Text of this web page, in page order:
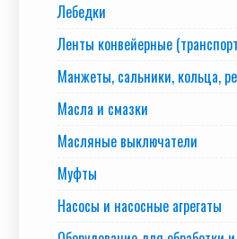
Лебедки
Ленты конвейерные
Манжеты, сальники, кольца,
Масла и смазки
Масляные выключатели
Муфты
Насосы и насосные агрегаты